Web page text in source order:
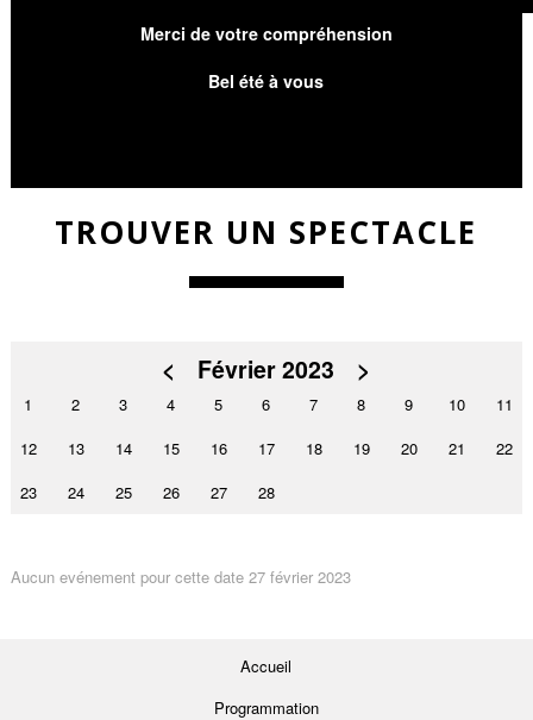
Merci de votre compréhension
Bel été à vous
TROUVER UN SPECTACLE
< Février 2023 >
1 2 3 4 5 6 7 8 9 10
11
12
13 14 15 16 17 18 19 20 21
22
23
24 25 26 27 28
Aucun evénement pour cette date 27 février 2023
Accueil
Programmation